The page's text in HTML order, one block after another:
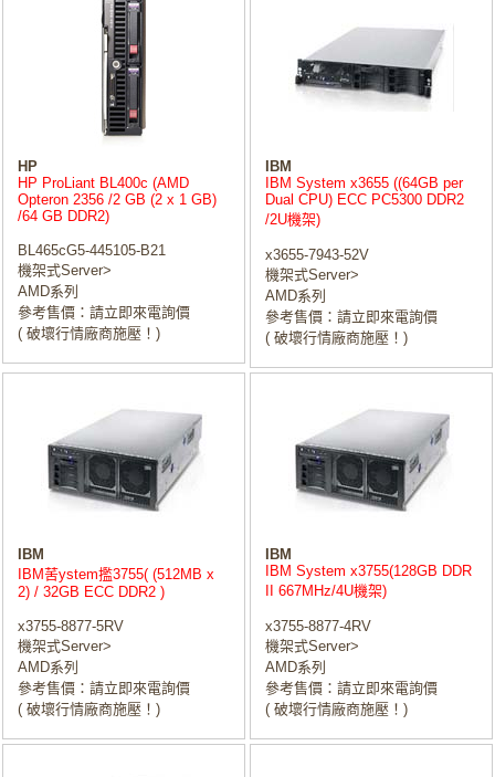
HP
HP ProLiant BL400c (AMD
Opteron 2356 /2 GB (2 x 1 GB)
/64 GB DDR2)
BL465cG5-445105-B21
機架式Server>
AMD系列
參考售價：請立即來電詢價
( 破壞行情廠商施壓！)
IBM
IBM System x3655 ((64GB per
Dual CPU) ECC PC5300 DDR2
/2U機架)
x3655-7943-52V
機架式Server>
AMD系列
參考售價：請立即來電詢價
( 破壞行情廠商施壓！)
IBM
IBM䒷ystem㩜3755( (512MB x
2) / 32GB ECC DDR2 )
x3755-8877-5RV
機架式Server>
AMD系列
參考售價：請立即來電詢價
( 破壞行情廠商施壓！)
IBM
IBM System x3755(128GB DDR
II 667MHz/4U機架)
x3755-8877-4RV
機架式Server>
AMD系列
參考售價：請立即來電詢價
( 破壞行情廠商施壓！)